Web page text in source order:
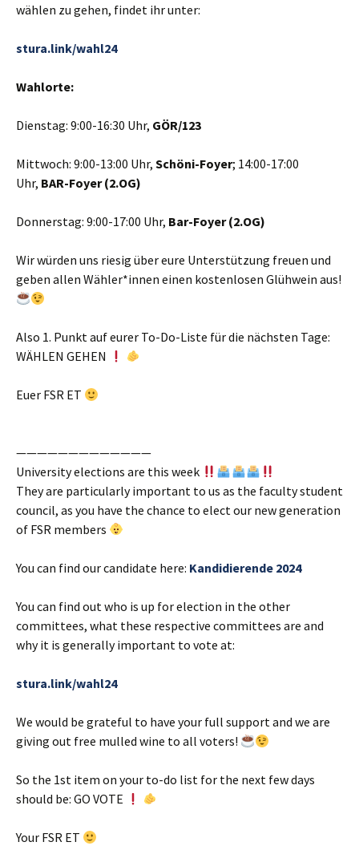
wählen zu gehen, findet ihr unter:
stura.link/wahl24
Wahlorte:
Dienstag: 9:00-16:30 Uhr, GÖR/123
Mittwoch: 9:00-13:00 Uhr, Schöni-Foyer; 14:00-17:00
Uhr, BAR-Foyer (2.OG)
Donnerstag: 9:00-17:00 Uhr, Bar-Foyer (2.OG)
Wir würden uns riesig über eure Unterstützung freuen und
geben allen Wähler*innen einen kostenlosen Glühwein aus!
Also 1. Punkt auf eurer To-Do-Liste für die nächsten Tage:
WÄHLEN GEHEN
Euer FSR ET
—————————————
University elections are this week
They are particularly important to us as the faculty student
council, as you have the chance to elect our new generation
of FSR members
You can find our candidate here: Kandidierende 2024
You can find out who is up for election in the other
committees, what these respective committees are and
why it is generally important to vote at:
stura.link/wahl24
We would be grateful to have your full support and we are
giving out free mulled wine to all voters!
So the 1st item on your to-do list for the next few days
should be: GO VOTE
Your FSR ET